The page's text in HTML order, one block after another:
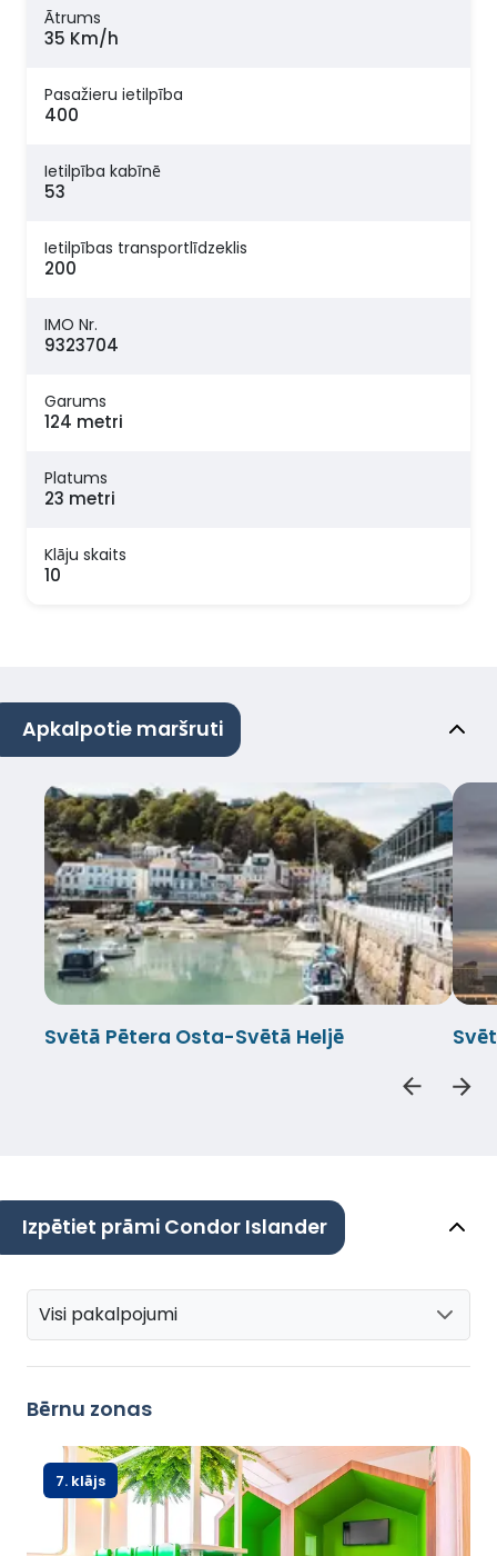
Ātrums
35 Km/h
Pasažieru ietilpība
400
Ietilpība kabīnē
53
Ietilpības transportlīdzeklis
200
IMO Nr.
9323704
Garums
124 metri
Platums
23 metri
Klāju skaits
10
Apkalpotie maršruti
Svētā Pētera Osta-Svētā Heljē
Izpētiet prāmi Condor Islander
Visi pakalpojumi
Bērnu zonas
7. klājs